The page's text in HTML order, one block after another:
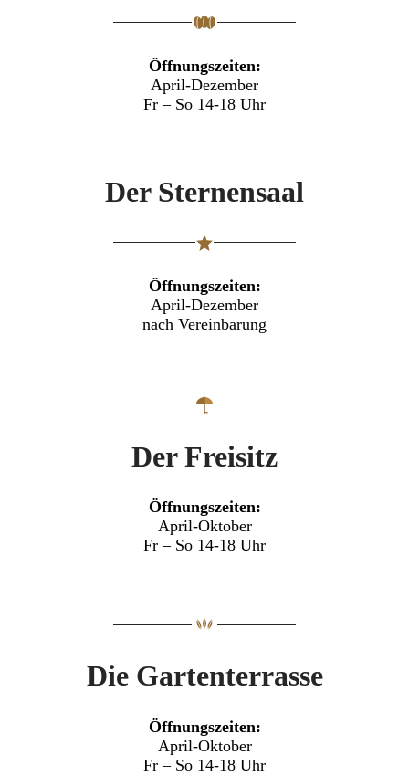
Öffnungszeiten:
April-Dezember
Fr – So 14-18 Uhr
Der Sternensaal
Öffnungszeiten:
April-Dezember
nach Vereinbarung
Der Freisitz
Öffnungszeiten:
April-Oktober
Fr – So 14-18 Uhr
Die Gartenterrasse
Öffnungszeiten:
April-Oktober
Fr – So 14-18 Uhr